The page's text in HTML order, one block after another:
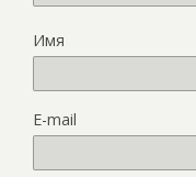
Имя
E-mail